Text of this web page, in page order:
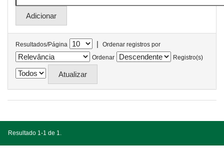
Resultados/Página |
Ordenar registros por
Ordenar
Registro(s)
Resultado 1-1 de 1.